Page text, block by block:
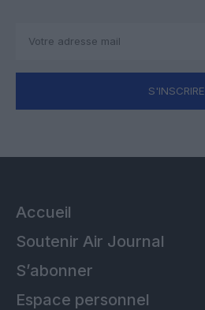
S'INSCRIRE
Accueil
Soutenir Air Journal
S’abonner
Espace personnel